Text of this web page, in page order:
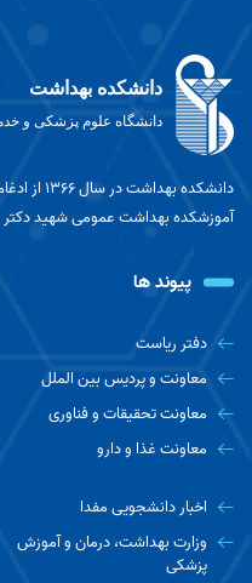
تبریک به
هشدار
راهنمای
اربعین
مصوبه
فرایند
دانشکده بهداشت
دانشگاه علوم پزشکی و
دانشکده
آموزشکده بهداشت عمومی شهید
پیوند ها
دفتر ریاست
معاونت و پردیس بین الملل
معاونت تحقیقات و فناوری
معاونت غذا و دارو
اخبار دانشجویی مفدا
وزارت بهداشت، درمان و آموزش
پزشکی